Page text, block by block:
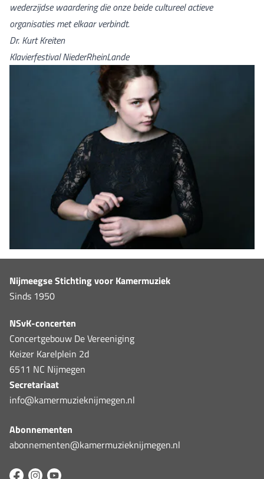
wederzijdse waardering die onze beide cultureel actieve
organisaties met elkaar verbindt.
Dr. Kurt Kreiten
Klavierfestival NiederRheinLande
Nijmeegse Stichting voor Kamermuziek
Sinds 1950
NSvK-concerten
Concertgebouw De Vereeniging
Keizer Karelplein 2d
6511 NC Nijmegen
Secretariaat
info@kamermuzieknijmegen.nl
Abonnementen
abonnementen@kamermuzieknijmegen.nl